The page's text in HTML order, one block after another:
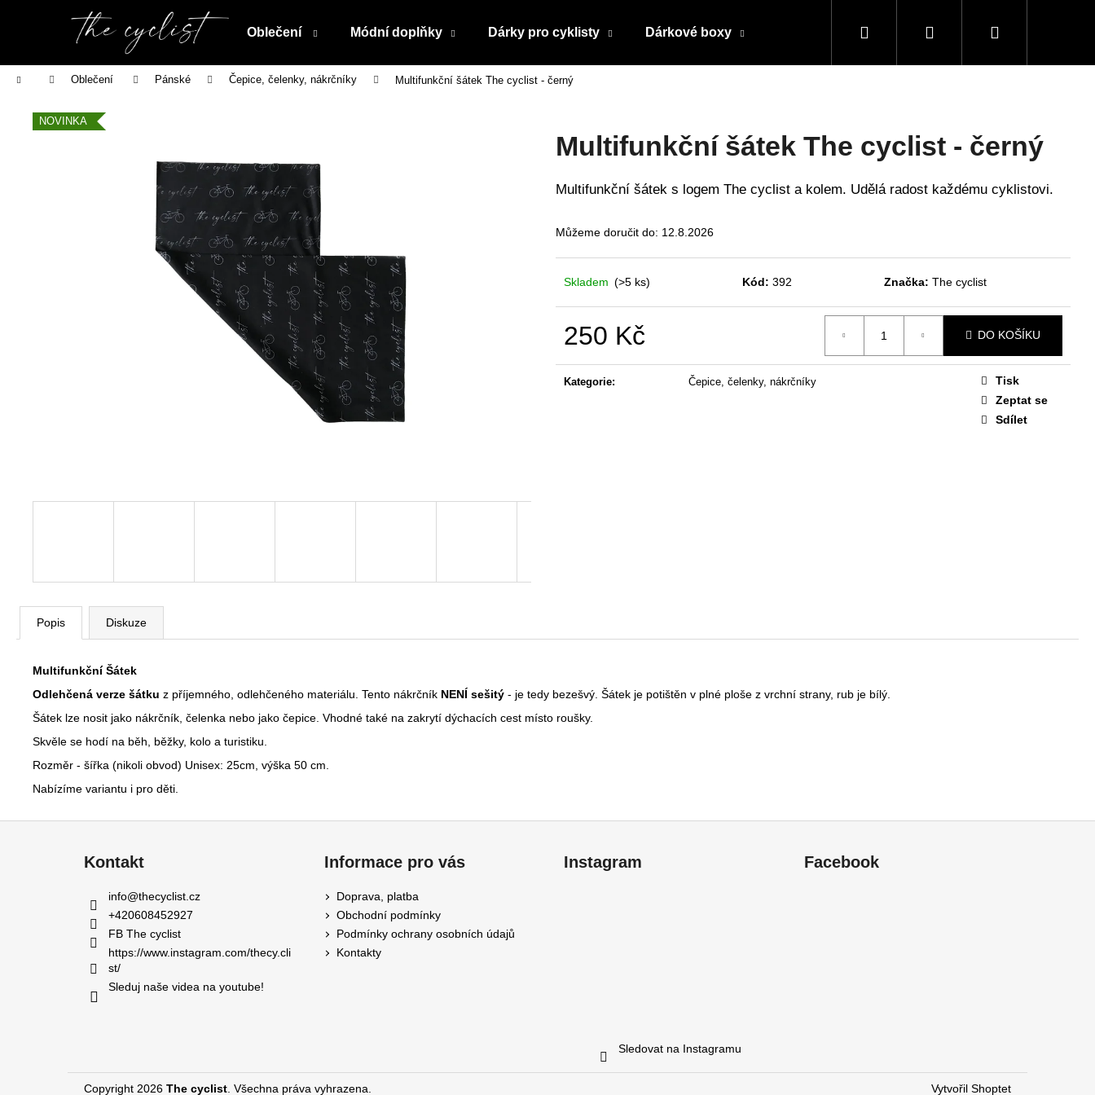
Oblečení Módní doplňky Dárky pro cyklisty Dárkové boxy Cyklodresy - předobjednávka
Hledat PřihlášeníNákupní
Domů Oblečení Pánské Čepice, čelenky, nákrčníky Multifunkční šátek The cyclist - černý
Multifunkční šátek The cyclist - černý
Multifunkční šátek s logem The cyclist a kolem. Udělá radost každému cyklistovi.
Můžeme doručit do: 12.8.2026
Skladem (>5 ks) Kód: 392 Značka: The cyclist
250 Kč DO KOŠÍKU
Kategorie: Čepice, čelenky, nákrčníky
Tisk
Zeptat se
Sdílet
NOVINKA
Popis Diskuze
Multifunkční Šátek
Odlehčená verze šátku z příjemného, odlehčeného materiálu. Tento nákrčník NENÍ sešitý - je tedy bezešvý. Šátek je potištěn v plné ploše z vrchní strany, rub je bílý.
Šátek lze nosit jako nákrčník, čelenka nebo jako čepice. Vhodné také na zakrytí dýchacích cest místo roušky.
Skvěle se hodí na běh, běžky, kolo a turistiku.
Rozměr - šířka (nikoli obvod) Unisex: 25cm, výška 50 cm.
Nabízíme variantu i pro děti.
Zpět
do
Zpět
do
Co potřebujete najít?
HLEDAT
MULTIFUNKČNÍ ŠÁTEK PRO DĚTI -
RŮŽOVÝ
250 Kč
CYCLIST S BAMBULÍ
Kontakt
info@thecyclist.cz
+420608452927
FB The cyclist
https://www.instagram.com/thecy.cli
st/
Sleduj naše videa na youtube!
Informace pro vás
Doprava, platba
Obchodní podmínky
Podmínky ochrany osobních údajů
Kontakty
Instagram
Sledovat na Instagramu
Facebook
Vytvořil Shoptet
Copyright 2026 The cyclist . Všechna práva vyhrazena.